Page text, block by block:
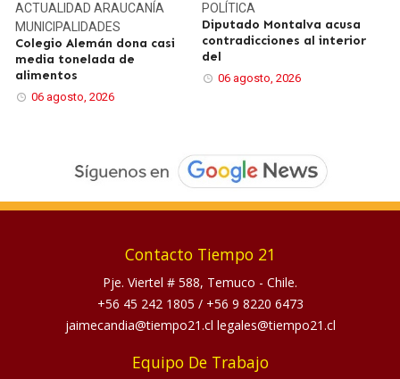
ACTUALIDADARAUCANÍA
MUNICIPALIDADES
Colegio Alemán dona casi
media tonelada de
alimentos
06 agosto, 2026
POLÍTICA
Diputado Montalva acusa
contradicciones al interior
del
06 agosto, 2026
Contacto Tiempo 21
Pje. Viertel # 588, Temuco - Chile.
+56 45 242 1805 / +56 9 8220 6473
jaimecandia@tiempo21.cl legales@tiempo21.cl
Equipo De Trabajo